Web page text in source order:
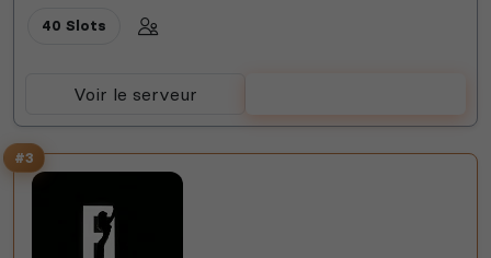
40 Slots
Voir le serveur
#3